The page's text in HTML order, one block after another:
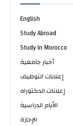
English
Study Abroad
Study In Morocco
أخبار جامعية
إعلانات التوظيف
إعلانات الدكتوراه
الأيام الدراسية
الإجازة